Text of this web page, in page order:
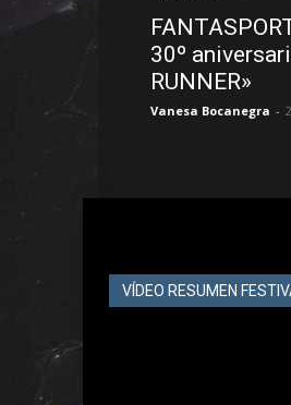
30º
RUNNER»
Vanesa Bocanegra -
VÍDEO RESUMEN